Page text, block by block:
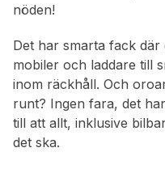
nöden!
Det har smarta fack
mobiler och laddare till
inom räckhåll. Och
runt? Ingen fara, det
till att allt, inklusive
det ska.